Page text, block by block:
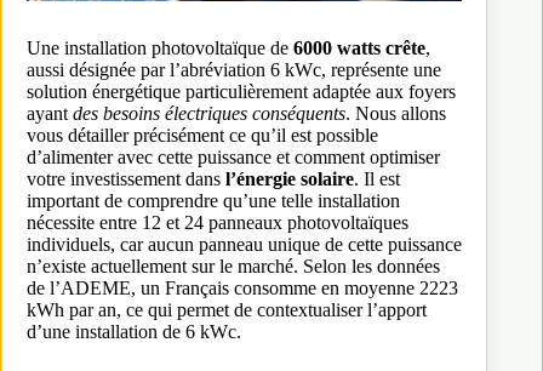
Une installation photovoltaïque de 6000 watts crête,
aussi désignée par l’abréviation 6 kWc, représente une
solution énergétique particulièrement adaptée aux foyers
ayant des besoins électriques conséquents. Nous allons
vous détailler précisément ce qu’il est possible
d’alimenter avec cette puissance et comment optimiser
votre investissement dans l’énergie solaire. Il est
important de comprendre qu’une telle installation
nécessite entre 12 et 24 panneaux photovoltaïques
individuels, car aucun panneau unique de cette puissance
n’existe actuellement sur le marché. Selon les données
de l’ADEME, un Français consomme en moyenne 2223
kWh par an, ce qui permet de contextualiser l’apport
d’une installation de 6 kWc.